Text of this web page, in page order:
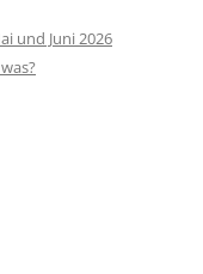
und Juni 2026